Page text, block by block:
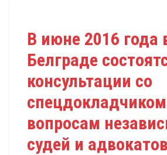
В июне 2016 года
Белграде
консультации со
вопросам
судей и адвокатов